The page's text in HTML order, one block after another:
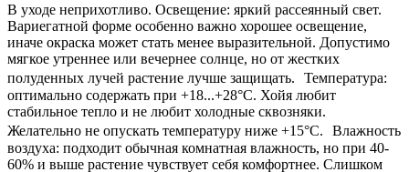
В уходе неприхотливо. Освещение: яркий рассеянный свет.
Вариегатной форме особенно важно хорошее освещение,
иначе окраска может стать менее выразительной. Допустимо
мягкое утреннее или вечернее солнце, но от жестких
полуденных лучей растение лучше защищать. Температура:
оптимально содержать при +18...+28°C. Хойя любит
стабильное тепло и не любит холодные сквозняки.
Желательно не опускать температуру ниже +15°C. Влажность
воздуха: подходит обычная комнатная влажность, но при 40-
60% и выше растение чувствует себя комфортнее. Слишком